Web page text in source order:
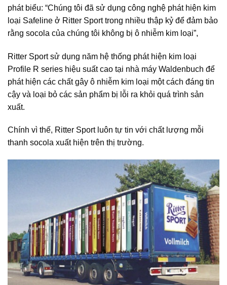
phát biểu: “Chúng tôi đã sử dụng công nghệ phát hiện kim
loại Safeline ở Ritter Sport trong nhiều thập kỷ để đảm bảo
rằng socola của chúng tôi không bị ô nhiễm kim loại”,
Ritter Sport sử dụng năm hệ thống phát hiện kim loại
Profile R series hiệu suất cao tại nhà máy Waldenbuch để
phát hiện các chất gây ô nhiễm kim loại một cách đáng tin
cậy và loại bỏ các sản phẩm bị lỗi ra khỏi quá trình sản
xuất.
Chính vì thế, Ritter Sport luôn tự tin với chất lượng mỗi
thanh socola xuất hiện trên thị trường.